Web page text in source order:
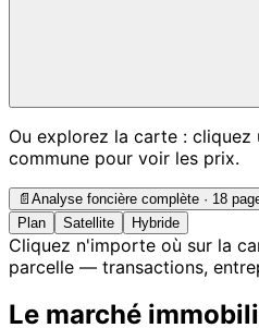
Ou explorez la carte :
commune pour voir les prix.
📄 Analyse foncière complète · 18
Plan
Satellite Hybride
Cliquez n'importe où sur la
parcelle — transactions,
Le marché